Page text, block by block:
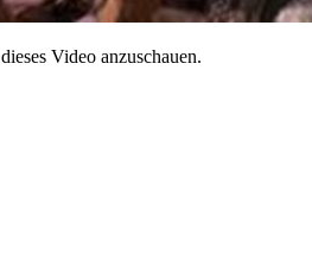
Video anzuschauen.